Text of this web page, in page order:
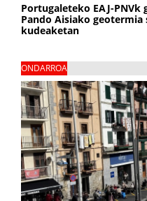
Portugaleteko EAJ-
Pando Aisiako
kudeaketan
ONDARROA